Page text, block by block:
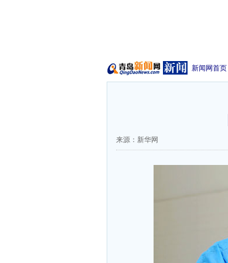
新闻网首页
来源：新华网